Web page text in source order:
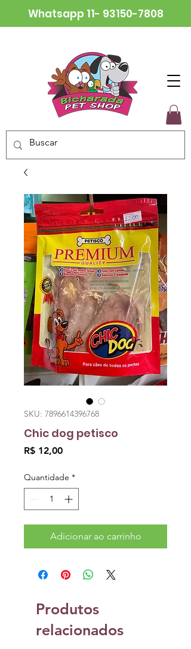
Whatsapp 11- 93150-7808
SKU: 7896614396768
Chic dog petisco
R$ 12,00Preço
Quantidade *
Adicionar ao carrinho
Produtos
relacionados